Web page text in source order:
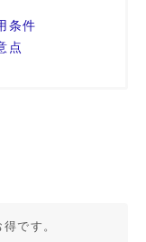
条件
点
です。